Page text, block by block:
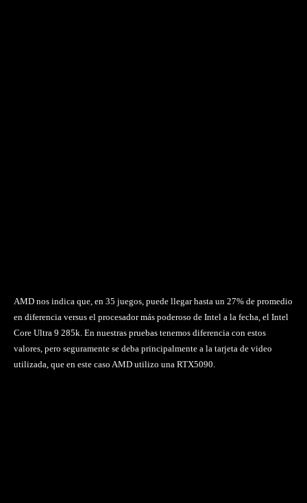
AMD nos indica que, en 35 juegos, puede llegar hasta un 27% de promedio
en diferencia versus el procesador más poderoso de Intel a la fecha, el Intel
Core Ultra 9 285k. En nuestras pruebas tenemos diferencia con estos
valores, pero seguramente se deba principalmente a la tarjeta de video
utilizada, que en este caso AMD utilizo una RTX5090.